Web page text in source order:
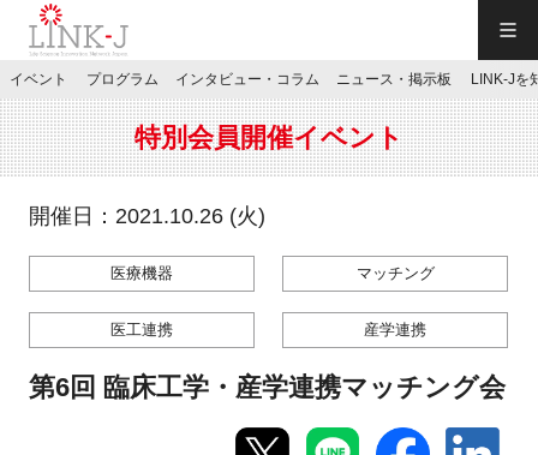
JP／EN
特別会員専用メニュー
イベント プログラム インタビュー・コラム ニュース・掲示板 LINK-Jを
特別会員開催イベント
開催日：2021.10.26 (火)
医療機器 マッチング
医工連携 産学連携
第6回 臨床工学・産学連携マッチング会